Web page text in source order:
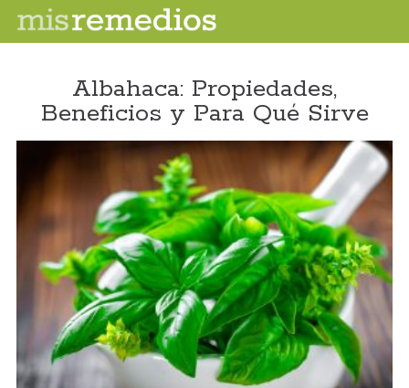
Albahaca: Propiedades,
Beneficios y Para Qué Sirve